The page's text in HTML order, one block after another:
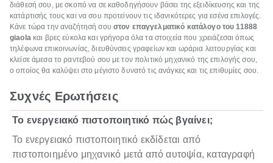
διάθεσή σου, με σκοπό να σε καθοδηγήσουν βάσει της εξειδίκευσης και της
κατάρτισής τους και να σου προτείνουν τις ιδανικότερες για εσένα επιλογές.
Κάνε τώρα την αναζήτησή σου στον επαγγελματικό κατάλογο του 11888
giaolaκαι βρες εύκολα και γρήγορα όλα τα στοιχεία που χρειάζεσαι όπως
τηλέφωνα επικοινωνίας, διευθύνσεις γραφείων και ωράρια λειτουργίας και
κλείσε άμεσα το ραντεβού σου με τον πολιτικό μηχανικό της επιλογής σου,
ο οποίος θα καλύψει στο μέγιστο δυνατό τις ανάγκες και τις επιθυμίες σου.
Συχνές Ερωτήσεις
Το ενεργειακό πιστοποιητικό πώς βγαίνει;
Το ενεργειακό πιστοποιητικό εκδίδεται από
πιστοποιημένο μηχανικό μετά από αυτοψία, καταγραφή